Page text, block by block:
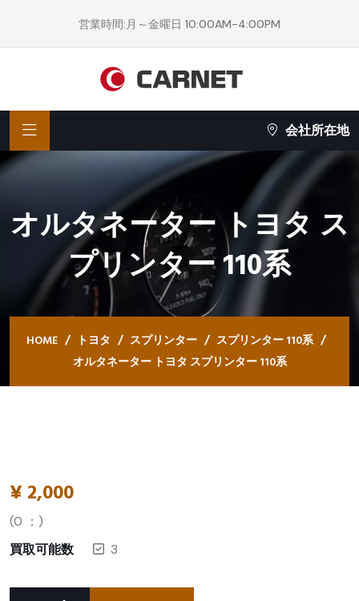
営業時間:月～金曜日 10:00AM-4:00PM
会社所在地
オルタネーター トヨタ ス
プリンター 110系
HOME トヨタ スプリンター
スプリンター 110系
オルタネーター トヨタ スプリンター 110系
¥ 2,000
(0 ：)
買取可能数
3